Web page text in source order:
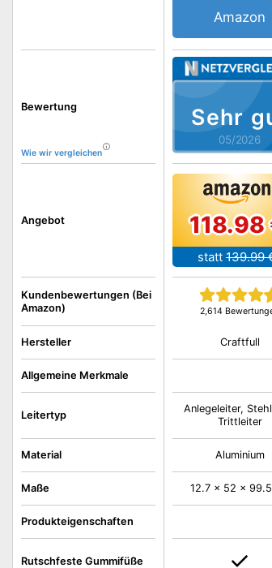
Bewertung
Wie wir vergleichen
Kundenbewertungen (Bei
Amazon)
Angebot
Hersteller
Allgemeine Merkmale
Leitertyp
Material
Maße
Produkteigenschaften
Rutschfeste Gummifüße
Sehr
05/2026
2,614
Amazon
118.98
statt 139.99
Craftfull
Anlegeleiter,
Trittleiter
Aluminium
12.7 x 52 x